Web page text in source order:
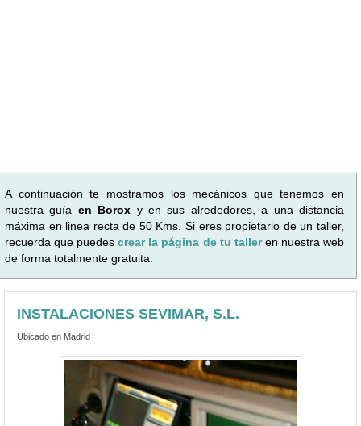
A continuación te mostramos los mecánicos que tenemos en
nuestra guía en Borox y en sus alrededores, a una distancia
máxima en linea recta de 50 Kms. Si eres propietario de un taller,
recuerda que puedescrear la página de tu talleren nuestra web
de forma totalmente gratuita.
INSTALACIONES SEVIMAR, S.L.
Ubicado en Madrid